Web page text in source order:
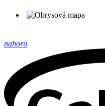
nahoru